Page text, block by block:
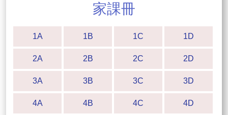
家課冊
1A 1B 1C 1D
2A 2B 2C 2D
3A 3B 3C 3D
4A 4B 4C 4D